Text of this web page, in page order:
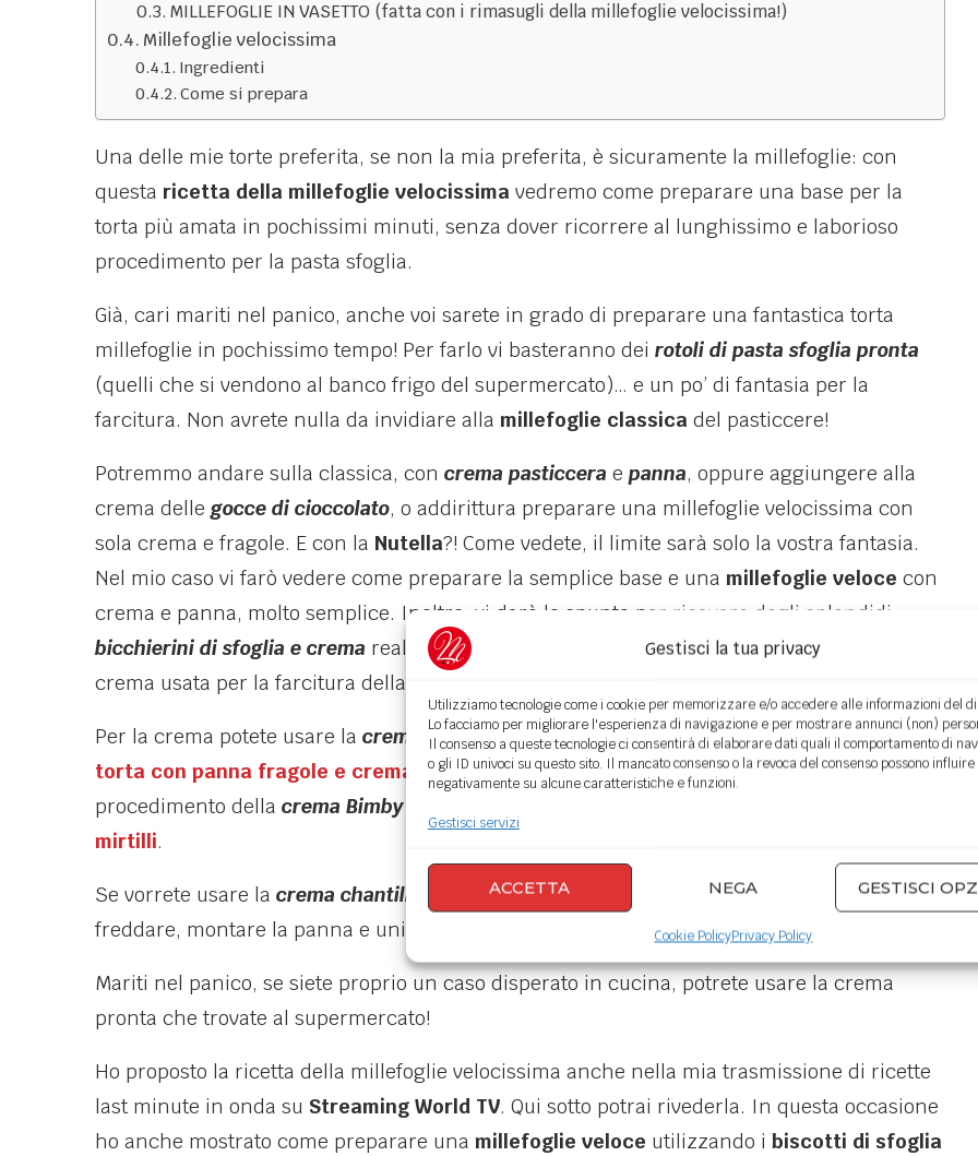
Gestisci la tua privacy
Utilizziamo tecnologie come i cookie per memorizzare e/o accedere alle informazioni del
Lo facciamo per migliorare l'esperienza di navigazione e per mostrare annunci (non)
Il consenso a queste tecnologie ci consentirà di elaborare dati quali il comportamento di
o gli ID univoci su questo sito. Il mancato consenso o la revoca del consenso possono influire
negativamente su alcune caratteristiche e funzioni.
Gestisci servizi
ACCETTA NEGA GESTISCI
Cookie PolicyPrivacy Policy
MILLEFOGLIE IN VASETTO (fatta con i rimasugli della millefoglie velocissima!)
Millefoglie velocissima
Ingredienti
Come si prepara
Una delle mie torte preferita, se non la mia preferita, è sicuramente la millefoglie: con
questa ricetta della millefoglie velocissima vedremo come preparare una base per la
torta più amata in pochissimi minuti, senza dover ricorrere al lunghissimo e laborioso
procedimento per la pasta sfoglia.
Già, cari mariti nel panico, anche voi sarete in grado di preparare una fantastica torta
millefoglie in pochissimo tempo! Per farlo vi basteranno dei rotoli di pasta sfoglia pronta
(quelli che si vendono al banco frigo del supermercato)… e un po’ di fantasia per la
farcitura. Non avrete nulla da invidiare alla millefoglie classica del pasticcere!
Potremmo andare sulla classica, con crema pasticcera e panna, oppure aggiungere alla
crema delle gocce di cioccolato, o addirittura preparare una millefoglie velocissima con
sola crema e fragole. E con la Nutella?! Come vedete, il limite sarà solo la vostra fantasia.
Nel mio caso vi farò vedere come preparare la semplice base e una millefoglie veloce con
crema e panna, molto semplice. Inoltre, vi darò lo spunto per ricavare degli splendidi
bicchierini di sfoglia e crema realizzati semplicemente dai rimasugli di millefoglie e di
crema usata per la farcitura della torta.
Per la crema potete usare la crema pasticceraseguendo le indicazioni della ricetta della
torta con panna fragole e crema
oppure, se avete il Bimby, potete seguire il
procedimento della crema Bimby
mirtilli.
Se vorrete usare la crema chantilly
, vi basterà, una volta preparata la crema e fatta
freddare, montare la panna e unirle insieme delicatamente dal basso verso l’alto.
Mariti nel panico, se siete proprio un caso disperato in cucina, potrete usare la crema
pronta che trovate al supermercato!
Ho proposto la ricetta della millefoglie velocissima anche nella mia trasmissione di ricette
last minute in onda su Streaming World TV. Qui sotto potrai rivederla. In questa occasione
ho anche mostrato come preparare una millefoglie veloce utilizzando i biscotti di sfoglia